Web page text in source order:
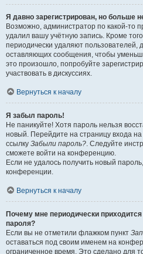
Я давно зарегистрирован, но больше
Возможно, администратор по какой-то
удалил вашу учётную запись. Кроме
периодически удаляют пользователей,
оставляющих сообщения, чтобы
это произошло, попробуйте
участвовать в дискуссиях.
Вернуться к началу
Я забыл пароль!
Не паникуйте! Хотя пароль нельзя
новый. Перейдите на страницу входа
ссылку Забыли пароль?. Следуйте
сможете войти на конференцию.
Если не удалось получить новый
конференции.
Вернуться к началу
Почему мне периодически
пароля?
Если вы не отметили флажком пункт
оставаться под своим именем на
ограниченное время. Это сделано для